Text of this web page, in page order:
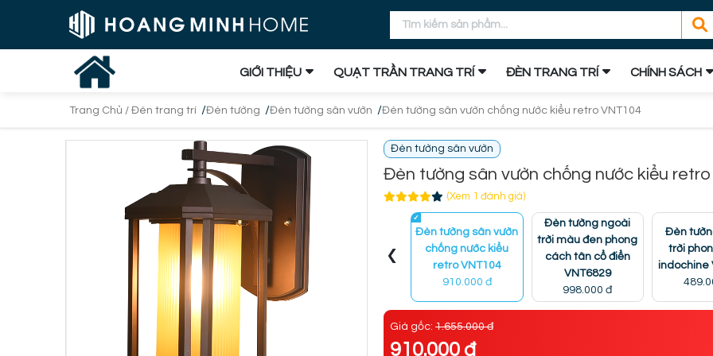
GIỚI THIỆU QUẠT TRẦN TRANG TRÍ ĐÈN TRANG TRÍ CHÍNH SÁCH
Trang Chủ / Đèn trang trí /Đèn tường /Đèn tường sân vườn /Đèn tường sân vườn chống nước kiểu retro VNT104
Đèn tường sân vườn
Đèn tường sân vườn chống nước kiểu
(Xem 1 đánh giá)
Đèn tường sân vườn
chống nước kiểu
retro VNT104
910.000 đ
Đèn tường ngoài
trời màu đen phong
cách tân cổ điển
VNT6829
998.000 đ
Đèn
trời
indochine
‹
Giá gốc: 1.655.000 đ
910.000 đ